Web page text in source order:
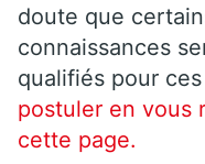
doute que
connaissances
qualifiés pour
postuler en vous
cette page.